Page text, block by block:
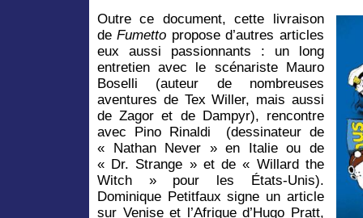
Outre ce document, cette livraison
deFumetto propose d’autres articles
eux aussi passionnants : un long
entretien avec le scénariste Mauro
Boselli (auteur de nombreuses
aventures de Tex Willer, mais aussi
de Zagor et de Dampyr), rencontre
avec Pino Rinaldi (dessinateur de
« Nathan Never » en Italie ou de
« Dr. Strange » et de « Willard the
Witch » pour les États-Unis).
Dominique Petitfaux signe un article
sur Venise et l’Afrique d’Hugo Pratt,